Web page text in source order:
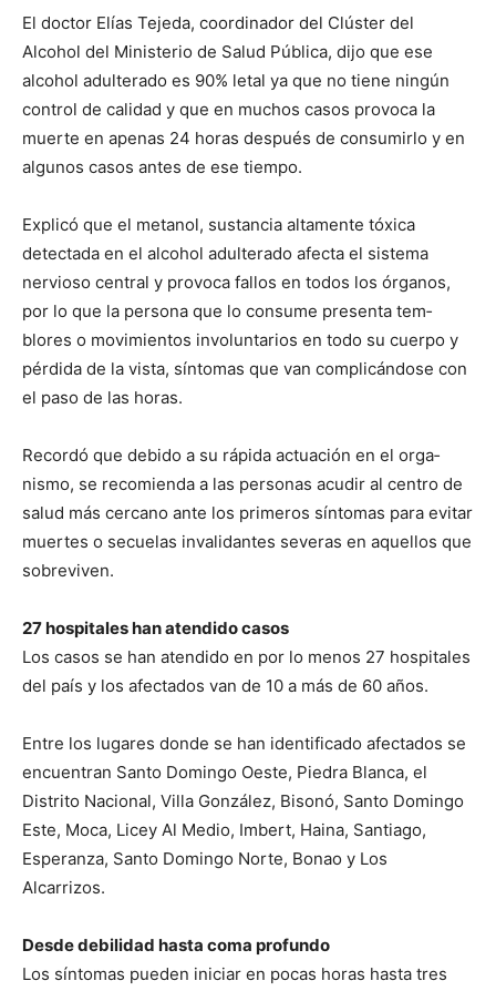
El doctor Elías Tejeda, coordinador del Clúster del
Alcohol del Ministerio de Sa­lud Pública, dijo que ese
alco­hol adulterado es 90% letal ya que no tiene ningún
con­trol de calidad y que en mu­chos casos provoca la
muerte en apenas 24 horas después de consumirlo y en
algunos casos antes de ese tiempo.
Explicó que el metanol, sustancia altamente tóxi­ca
detectada en el alcohol adulterado afecta el sistema
nervioso central y provoca fallos en todos los órganos,
por lo que la persona que lo consume presenta tem­
blores o movimientos invo­luntarios en todo su cuerpo y
pérdida de la vista, sínto­mas que van complicándo­se con
el paso de las horas.
Recordó que debido a su rápida actuación en el orga­
nismo, se recomienda a las personas acudir al centro de
salud más cercano ante los primeros síntomas para evi­tar
muertes o secuelas inva­lidantes severas en aquellos que
sobreviven.
27 hospitales han atendido casos
Los casos se han atendido en por lo menos 27 hospi­tales
del país y los afectados van de 10 a más de 60 años.
Entre los lugares don­de se han identificado afec­tados se
encuentran San­to Domingo Oeste, Piedra Blanca, el
Distrito Nacional, Villa González, Bisonó, San­to Domingo
Este, Moca, Li­cey Al Medio, Imbert, Hai­na, Santiago,
Esperanza, Santo Domingo Norte, Bo­nao y Los
Alcarrizos.
Desde debilidad hasta coma profundo
Los síntomas pueden iniciar en pocas horas hasta tres